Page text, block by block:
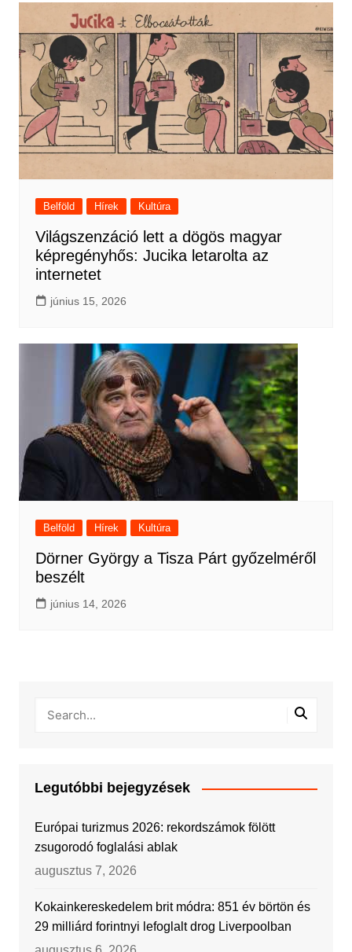
Belföld Hírek Kultúra
Világszenzáció lett a dögös magyar
képregényhős: Jucika letarolta az
internetet
június 15, 2026
Belföld Hírek Kultúra
Dörner György a Tisza Párt győzelméről
beszélt
június 14, 2026
Legutóbbi bejegyzések
Európai turizmus 2026: rekordszámok fölött
zsugorodó foglalási ablak
augusztus 7, 2026
Kokainkereskedelem brit módra: 851 év börtön és
29 milliárd forintnyi lefoglalt drog Liverpoolban